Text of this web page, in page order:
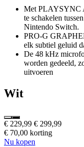
Met PLAYSYNC
te schakelen
Nintendo Switch.
PRO-G
elk subtiel geluid
De 48 kHz
worden gedeeld,
uitvoeren
Wit
€ 229,99 € 299,99
€ 70,00 korting
Nu kopen